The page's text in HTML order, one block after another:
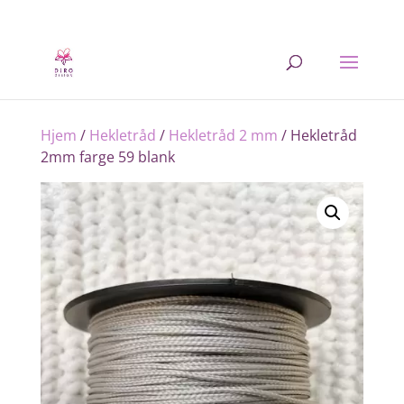
Hjem / Hekletråd / Hekletråd 2 mm / Hekletråd
2mm farge 59 blank